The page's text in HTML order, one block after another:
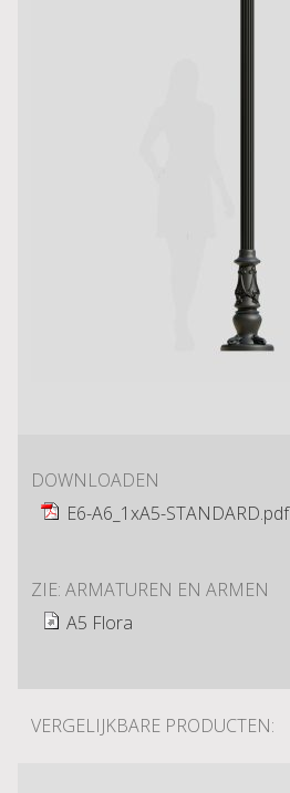
DOWNLOADEN
E6-A6_1xA5-STANDARD.pdf
ZIE: ARMATUREN EN ARMEN
A5 Flora
VERGELIJKBARE PRODUCTEN: